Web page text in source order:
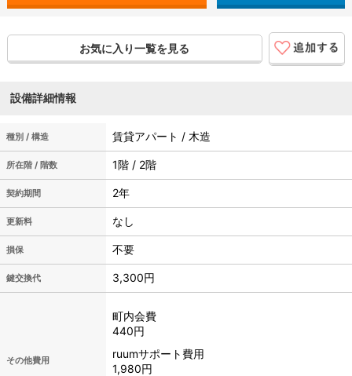
お気に入り一覧を見る
設備詳細情報
種別 / 構造 賃貸アパート / 木造
所在階 / 階数 1階 / 2階
契約期間 2年
更新料 なし
損保 不要
鍵交換代 3,300円
その他費用
町内会費
440円
ruumサポート費用
1,980円